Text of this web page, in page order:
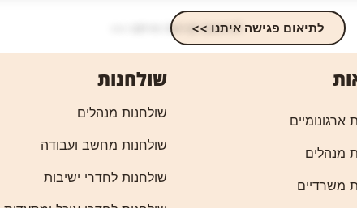
לתיאום פגישה איתנו >>
ארגונומיים
מנהלים
משרדיים
שולחנות
שולחנות מנהלים
שולחנות מחשב ועבודה
שולחנות לחדרי ישיבות